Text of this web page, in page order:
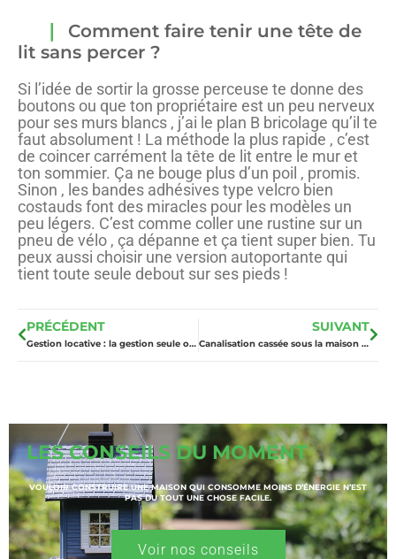
Comment faire tenir une tête de
lit sans percer ?
Si l’idée de sortir la grosse perceuse te donne des
boutons ou que ton propriétaire est un peu nerveux
pour ses murs blancs , j’ai le plan B bricolage qu’il te
faut absolument ! La méthode la plus rapide , c’est
de coincer carrément la tête de lit entre le mur et
ton sommier. Ça ne bouge plus d’un poil , promis.
Sinon , les bandes adhésives type velcro bien
costauds font des miracles pour les modèles un
peu légers. C’est comme coller une rustine sur un
pneu de vélo , ça dépanne et ça tient super bien. Tu
peux aussi choisir une version autoportante qui
tient toute seule debout sur ses pieds !
PRÉCÉDENT
Gestion locative : la gestion seule ou l’agence pour votre rentabilité ?
SUIVANT
Canalisation cassée sous la maison : la méthode pour réparer sans démolition
LES CONSEILS DU MOMENT
VOULOIR CONSTRUIRE UNE MAISON QUI CONSOMME MOINS D’ÉNERGIE N’EST
PAS DU TOUT UNE CHOSE FACILE.
Voir nos conseils